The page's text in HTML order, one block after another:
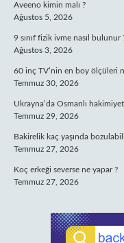
Aveeno kimin malı ?
Ağustos 5, 2026
9 sınıf fizik ivme nasıl bulunur
Ağustos 3, 2026
60 inç TV’nin en boy ölçüleri
Temmuz 30, 2026
Ukrayna’da Osmanlı
Temmuz 29, 2026
Bakirelik kaç yaşında
Temmuz 27, 2026
Koç erkeği severse ne yapar ?
Temmuz 27, 2026